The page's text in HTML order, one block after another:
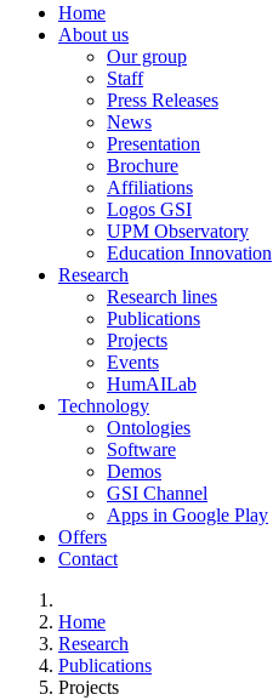
Home
About us
Our group
Staff
Press Releases
News
Presentation
Brochure
Affiliations
Logos GSI
UPM Observatory
Education Innovation
Research
Research lines
Publications
Projects
Events
HumAILab
Technology
Ontologies
Software
Demos
GSI Channel
Apps in Google Play
Offers
Contact
Home
Research
Publications
Projects